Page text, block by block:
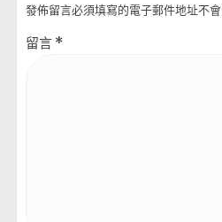
發佈留言必須填寫的電子郵件地址不會
留言 *